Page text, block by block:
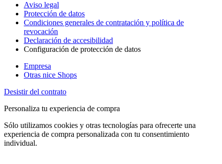
Aviso legal
Protección de datos
Condiciones generales de contratación y política de
revocación
Declaración de accesibilidad
Configuración de protección de datos
Empresa
Otras nice Shops
Desistir del contrato
Personaliza tu experiencia de compra
Sólo utilizamos cookies y otras tecnologías para ofrecerte una
experiencia de compra personalizada con tu consentimiento
individual.